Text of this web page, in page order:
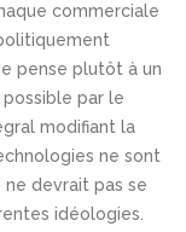
commerciale
pense plutôt à un
par le
modifiant la
ne sont
ne devrait pas se
idéologies.